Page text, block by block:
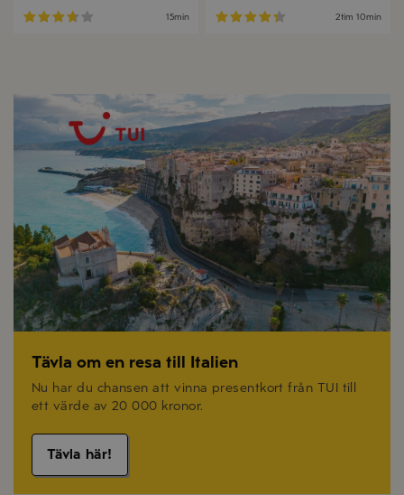
15min 2tim 10min
Tävla om en resa till Italien
Nu har du chansen att vinna presentkort från TUI till
ett värde av 20 000 kronor.
Tävla här!